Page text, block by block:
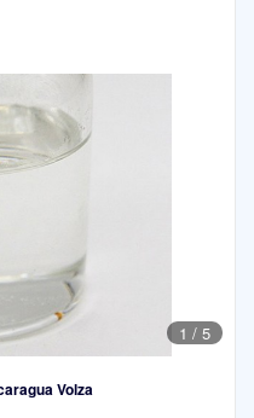
1 / 5
Volza